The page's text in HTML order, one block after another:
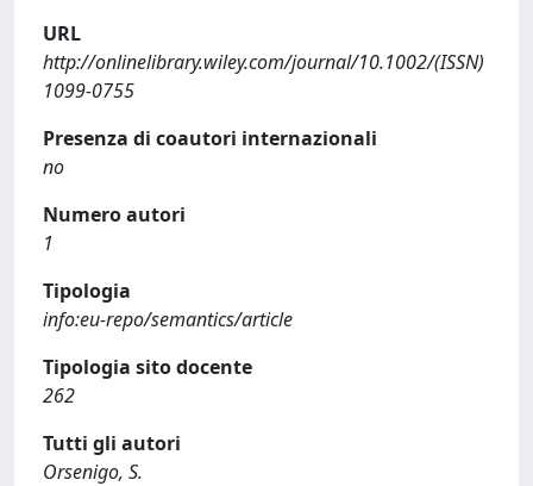
URL
http://onlinelibrary.wiley.com/journal/10.1002/(ISSN)
1099-0755
Presenza di coautori internazionali
no
Numero autori
1
Tipologia
info:eu-repo/semantics/article
Tipologia sito docente
262
Tutti gli autori
Orsenigo, S.